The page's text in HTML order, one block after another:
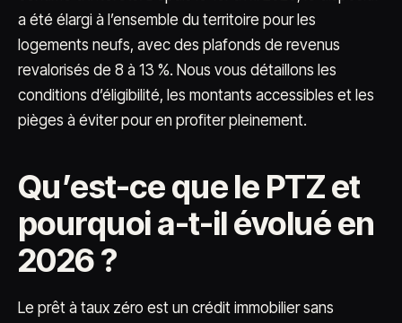
a été élargi à l’ensemble du territoire pour les
logements neufs, avec des plafonds de revenus
revalorisés de 8 à 13 %. Nous vous détaillons les
conditions d’éligibilité, les montants accessibles et les
pièges à éviter pour en profiter pleinement.
Qu’est-ce que le PTZ et
pourquoi a-t-il évolué en
2026 ?
Le prêt à taux zéro est un crédit immobilier sans